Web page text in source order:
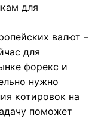
для
валют –
для
форекс и
нужно
котировок на
поможет